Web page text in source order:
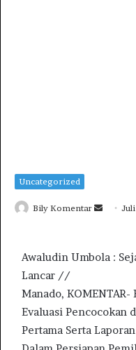
Uncategorized
Bily Komentar
d
n
e
m
Awaludin Umbola :
Lancar //
Manado,
Evaluasi Pencocokan
Pertama Serta